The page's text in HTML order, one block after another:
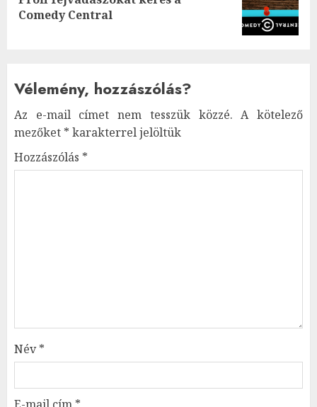
post:
Comedy Central
Vélemény, hozzászólás?
Az e-mail címet nem tesszük közzé. A kötelező
mezőket * karakterrel jelöltük
Hozzászólás *
Név*